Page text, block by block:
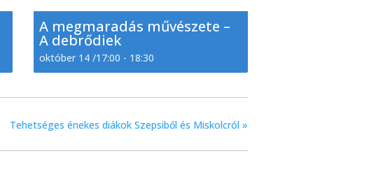
A megmaradás művészete –
A debrődiek
október 14 /17:00 - 18:30
Tehetséges énekes diákok Szepsiből és Miskolcról »